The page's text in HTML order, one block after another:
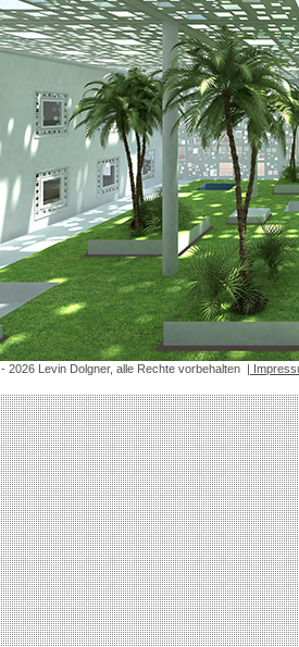
- 2026 Levin Dolgner, alle Rechte vorbehalten |